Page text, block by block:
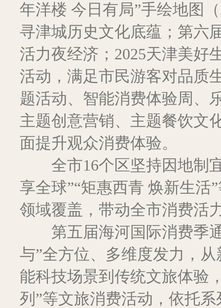
年洋楼 今日有局”手绘地图
寻津城历史文化底蕴；第六
活力夜经济；2025天津美好
活动，满足市民游客对品质
题活动、智能消费体验周、
主题创意营销、主题餐饮文
面提升观众消费体验。
全市16个区坚持因地制宜
享全球”“矩惠西青 焕新生活
领域覆盖，带动全市消费活
第五届海河国际消费季通
与”全方位、多维度发力，
能科技场景到传统文旅体验
列”等文旅消费活动，依托